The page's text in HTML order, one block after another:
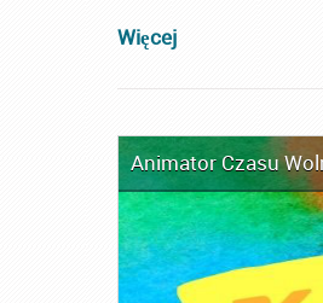
Więcej
Animator Czasu